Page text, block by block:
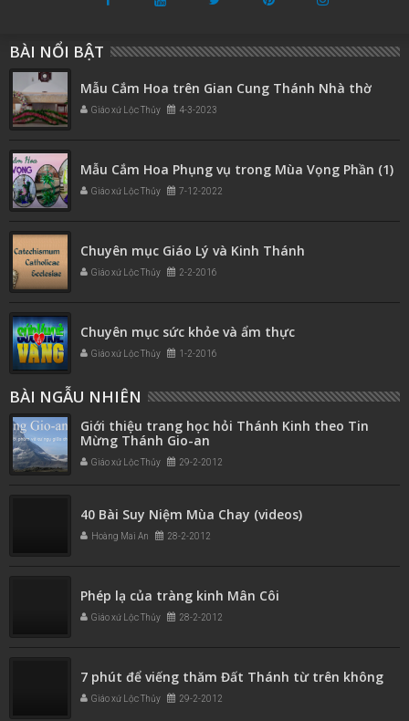
BÀI NỔI BẬT
Mẫu Cắm Hoa trên Gian Cung Thánh Nhà thờ
Giáo xứ Lộc Thủy 4-3-2023
Mẫu Cắm Hoa Phụng vụ trong Mùa Vọng Phần (1)
Giáo xứ Lộc Thủy 7-12-2022
Chuyên mục Giáo Lý và Kinh Thánh
Giáo xứ Lộc Thủy 2-2-2016
Chuyên mục sức khỏe và ẩm thực
Giáo xứ Lộc Thủy 1-2-2016
BÀI NGẪU NHIÊN
Giới thiệu trang học hỏi Thánh Kinh theo Tin
Mừng Thánh Gio-an
Giáo xứ Lộc Thủy 29-2-2012
40 Bài Suy Niệm Mùa Chay (videos)
Hoàng Mai An 28-2-2012
Phép lạ của tràng kinh Mân Côi
Giáo xứ Lộc Thủy 28-2-2012
7 phút để viếng thăm Đất Thánh từ trên không
Giáo xứ Lộc Thủy 29-2-2012